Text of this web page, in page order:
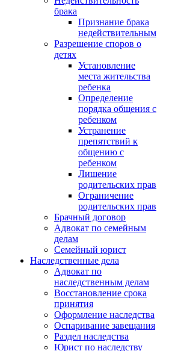
брака
Признание брака
недействительным
Разрешение споров о
детях
Установление
места жительства
ребенка
Определение
порядка общения с
ребенком
Устранение
препятствий к
общению с
ребенком
Лишение
родительских прав
Ограничение
родительских прав
Брачный договор
Адвокат по семейным
делам
Семейный юрист
Наследственные дела
Адвокат по
наследственным делам
Восстановление срока
принятия
Оформление наследства
Оспаривание завещания
Раздел наследства
Юрист по наследству